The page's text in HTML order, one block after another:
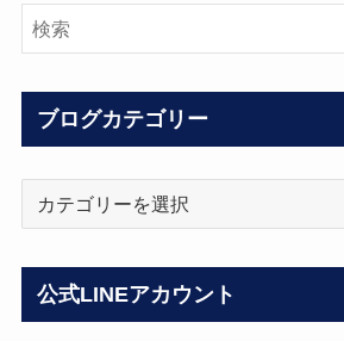
ブログカテゴリー
公式LINEアカウント